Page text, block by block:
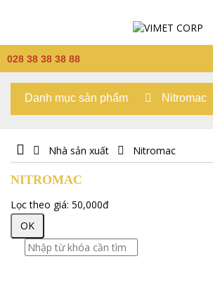
028 38 38 38 88
Danh mục sản phẩm Nitromac
Nhà sản xuất Nitromac
NITROMAC
Lọc theo giá: 50,000đ
OK